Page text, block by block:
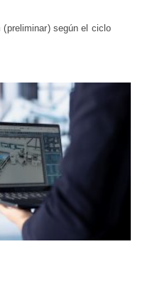
según el ciclo